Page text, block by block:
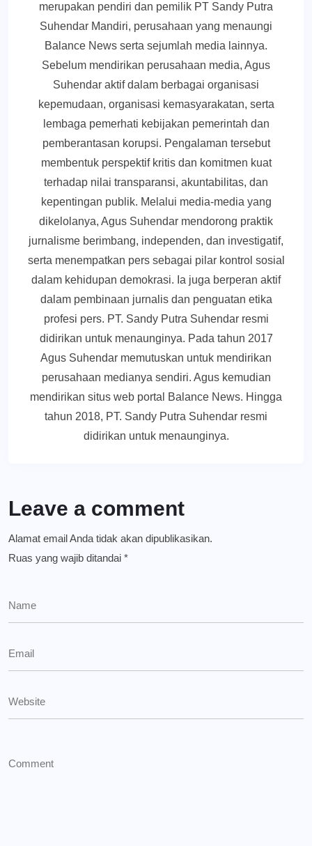
merupakan pendiri dan pemilik PT Sandy Putra
Suhendar Mandiri, perusahaan yang menaungi
Balance News serta sejumlah media lainnya.
Sebelum mendirikan perusahaan media, Agus
Suhendar aktif dalam berbagai organisasi
kepemudaan, organisasi kemasyarakatan, serta
lembaga pemerhati kebijakan pemerintah dan
pemberantasan korupsi. Pengalaman tersebut
membentuk perspektif kritis dan komitmen kuat
terhadap nilai transparansi, akuntabilitas, dan
kepentingan publik. Melalui media-media yang
dikelolanya, Agus Suhendar mendorong praktik
jurnalisme berimbang, independen, dan investigatif,
serta menempatkan pers sebagai pilar kontrol sosial
dalam kehidupan demokrasi. Ia juga berperan aktif
dalam pembinaan jurnalis dan penguatan etika
profesi pers. PT. Sandy Putra Suhendar resmi
didirikan untuk menaunginya. Pada tahun 2017
Agus Suhendar memutuskan untuk mendirikan
perusahaan medianya sendiri. Agus kemudian
mendirikan situs web portal Balance News. Hingga
tahun 2018, PT. Sandy Putra Suhendar resmi
didirikan untuk menaunginya.
Leave a comment
Alamat email Anda tidak akan dipublikasikan.
Ruas yang wajib ditandai *